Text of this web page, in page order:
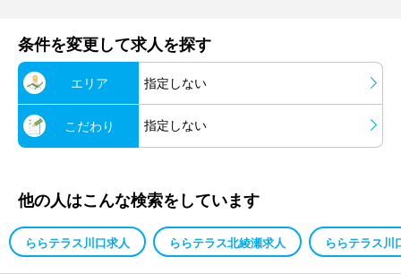
条件を変更して求人を探す
エリア 指定しない
こだわり 指定しない
他の人はこんな検索をしています
ららテラス川口求人 ららテラス北綾瀬求人 ららテラス川